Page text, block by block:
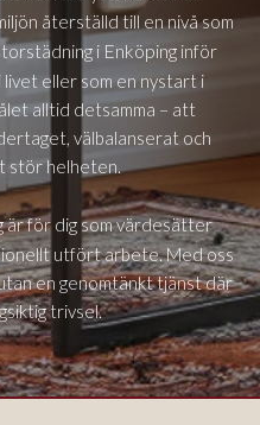
återställd till en nivå som
i Enköping inför
eller som en nystart i
alltid detsamma – att
välbalanserat och
stör helheten.
är för dig som värdesätter
utfört arbete. Med oss
en genomtänkt tjänst där
trivsel.